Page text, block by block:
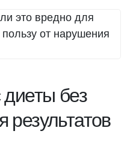
диеты без
результатов